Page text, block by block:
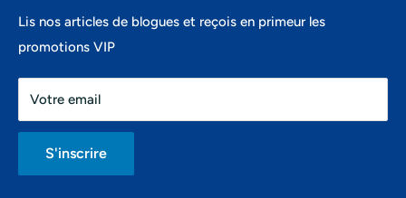
Portail ambassadeurs
Vendredi: 10h-18h
Samedi: 10h-16h
Dimanche: fermé
Lis nos articles de blogues et reçois en primeur les
promotions VIP
Votre email
S'inscrire